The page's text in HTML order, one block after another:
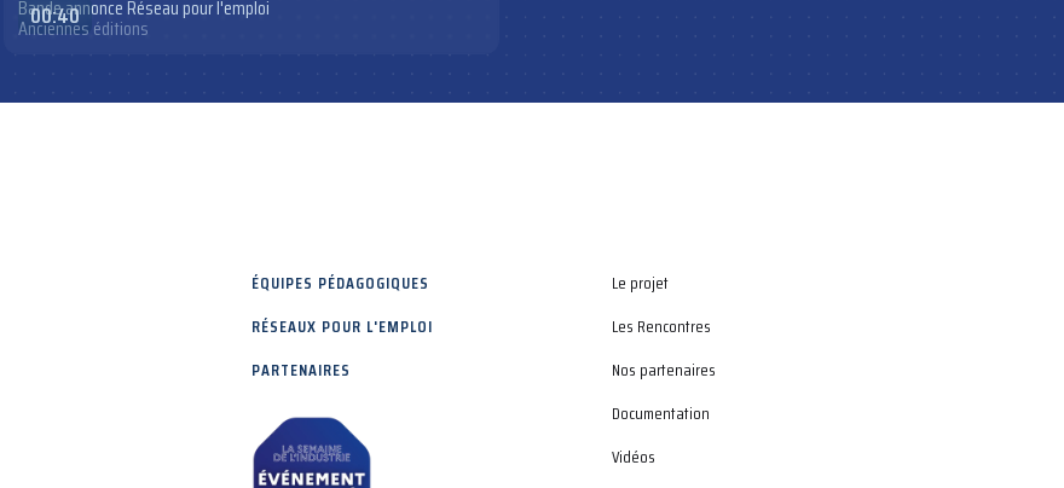
00:40
Bande annonce Réseau pour l'emploi
Anciennes éditions
ÉQUIPES PÉDAGOGIQUES
RÉSEAUX POUR L'EMPLOI
PARTENAIRES
Le projet
Les Rencontres
Nos partenaires
Documentation
Vidéos